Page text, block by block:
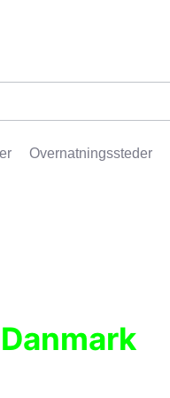
Overnatningssteder